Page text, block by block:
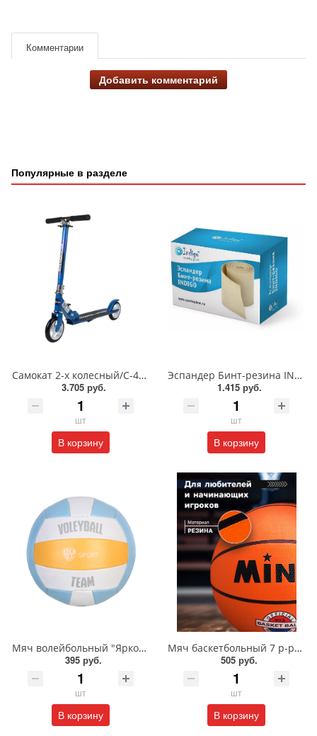
Комментарии
Добавить комментарий
Популярные в разделе
Самокат 2-х колесный/С-46625
3.705 руб.
шт
В корзину
Эспандер Бинт-резина INDIGO 70мм*6м/IN091
1.415 руб.
шт
В корзину
Мяч волейбольный "Яркое лето"/128-005
395 руб.
шт
В корзину
Мяч баскетбольный 7 р-р/128-015
505 руб.
шт
В корзину